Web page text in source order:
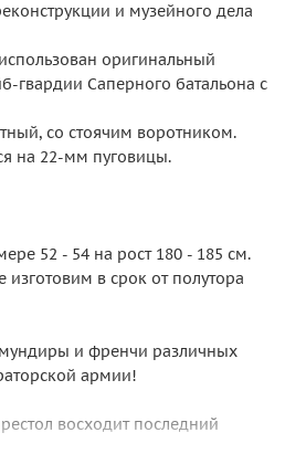
и музейного дела
оригинальный
гвардии Саперного батальона с
со стоячим воротником.
на 22-мм пуговицы.
52 - 54 на рост 180 - 185 см.
в срок от полутора
мундиры и френчи различных
армии!
восходит последний